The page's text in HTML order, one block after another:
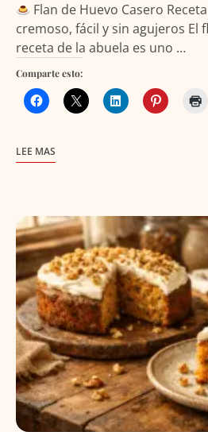
Flan de Huevo Casero
cremoso, fácil y sin agujeros El
receta de la abuela es uno …
Comparte esto:
LEE MAS